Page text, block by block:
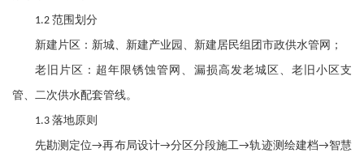
1.2 范围划分
新建片区：新城、新建产业园、新建居民组团市政供水管网；
老旧片区：超年限锈蚀管网、漏损高发老城区、老旧小区支
管、二次供水配套管线。
1.3 落地原则
先勘测定位→再布局设计→分区分段施工→轨迹测绘建档→智慧